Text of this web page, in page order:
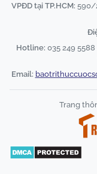
VPĐD tại TP.HCM: 590/
Hotline: 035 249
Email:
Trang